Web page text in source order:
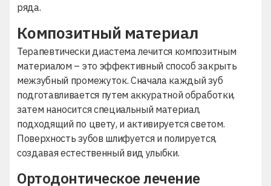
ряда.
Композитный материал
Терапевтически диастема лечится композитным
материалом – это эффективный способ закрыть
межзубный промежуток. Сначала каждый зуб
подготавливается путем аккуратной обработки,
затем наносится специальный материал,
подходящий по цвету, и активируется светом.
Поверхность зубов шлифуется и полируется,
создавая естественный вид улыбки.
Ортодонтическое лечение